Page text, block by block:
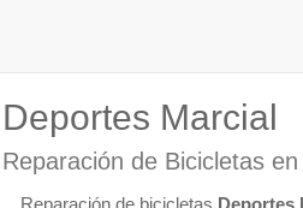
Deportes Marcial
Reparación de Bicicletas
Reparación de bicicletas Deportes